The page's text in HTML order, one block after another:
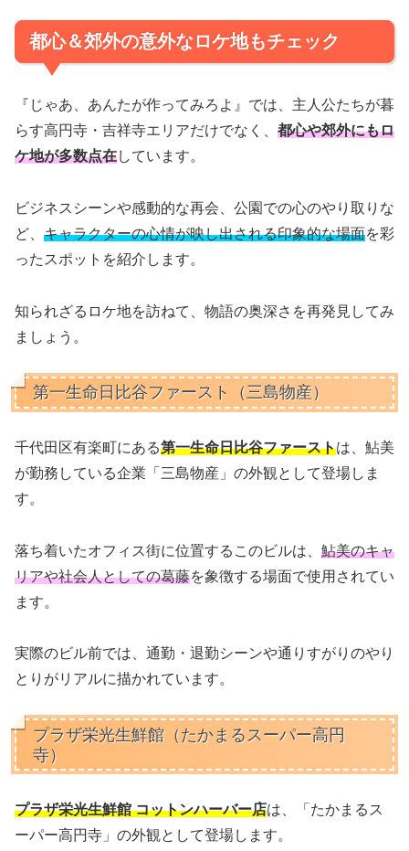
都心＆郊外の意外なロケ地もチェック
『じゃあ、あんたが作ってみろよ』では、主人公たちが暮
らす高円寺・吉祥寺エリアだけでなく、 都心や郊外にもロ
ケ地が多数点在しています。
ビジネスシーンや感動的な再会、公園での心のやり取りな
ど、 キャラクターの心情が映し出される印象的な場面を彩
ったスポットを紹介します。
知られざるロケ地を訪ねて、物語の奥深さを再発見してみ
ましょう。
第一生命日比谷ファースト（三島物産）
千代田区有楽町にある第一生命日比谷ファーストは、鮎美
が勤務している企業「三島物産」の外観として登場しま
す。
落ち着いたオフィス街に位置するこのビルは、 鮎美のキャ
リアや社会人としての葛藤を象徴する場面で使用されてい
ます。
実際のビル前では、通勤・退勤シーンや通りすがりのやり
とりがリアルに描かれています。
プラザ栄光生鮮館（たかまるスーパー高円
寺）
プラザ栄光生鮮館 コットンハーバー店は、「たかまるス
ーパー高円寺」の外観として登場します。